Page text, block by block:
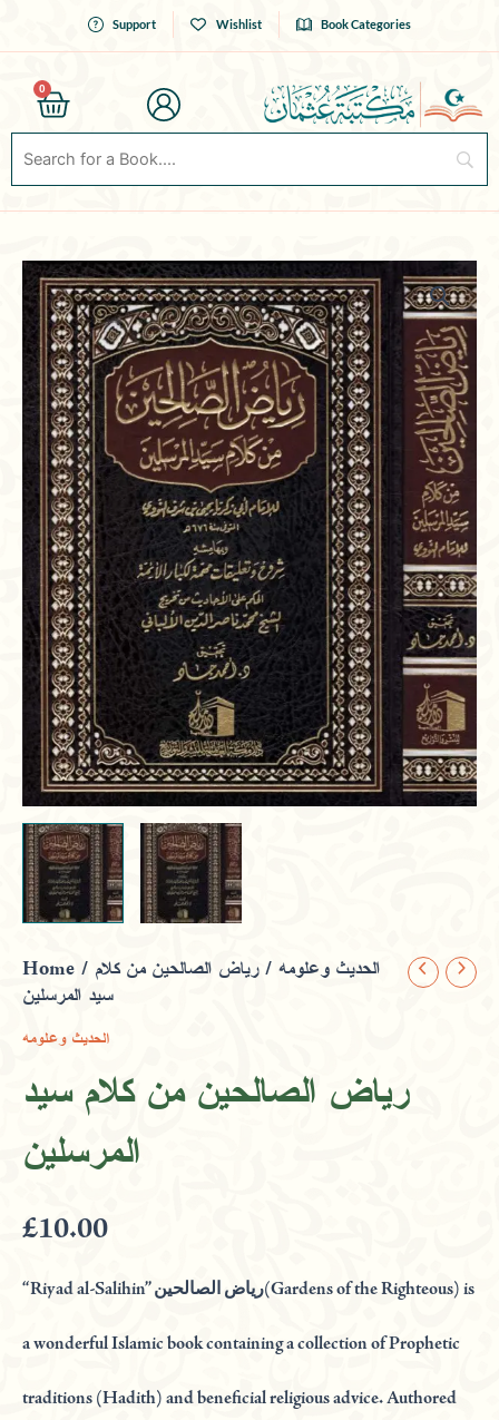
Support Wishlist Book Categories
0
Cart
Home / الحديث وعلومه / رياض الصالحين من كلام
سيد المرسلين
الحديث وعلومه
رياض الصالحين من كلام سيد
المرسلين
£10.00
“Riyad al-Salihin” رياض الصالحين(Gardens of the Righteous) is
a wonderful Islamic book containing a collection of Prophetic
traditions (Hadith) and beneficial religious advice. Authored